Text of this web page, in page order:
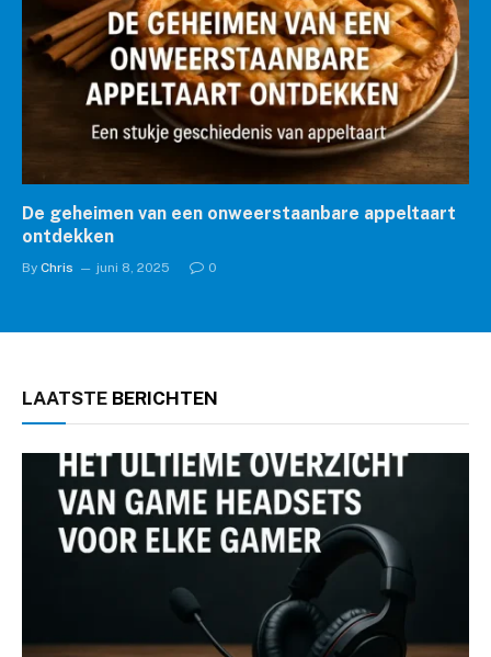
De geheimen van een onweerstaanbare appeltaart
ontdekken
By Chris juni 8, 2025 0
LAATSTE BERICHTEN